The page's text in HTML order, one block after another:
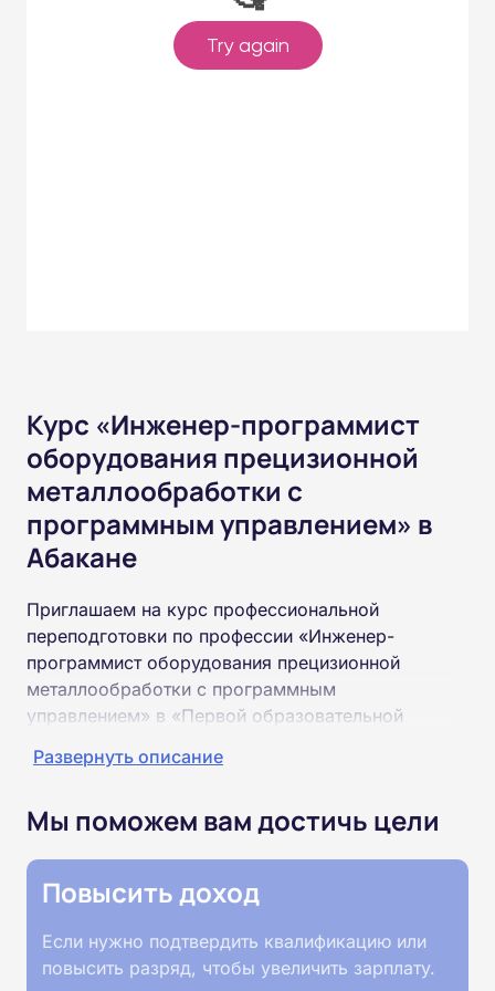
Курс «Инженер-программист
оборудования прецизионной
металлообработки с
программным управлением» в
Абакане
Приглашаем на курс профессиональной
переподготовки по профессии «Инженер-
программист оборудования прецизионной
металлообработки с программным
управлением» в «Первой образовательной
специальность «Инженер-программист
с программным управлением»
Пройти обучение и получить диплом можно на
образования (ВУЗ, колледж, техникум).
Развернуть описание
Мы поможем вам достичь цели
Повысить доход
Если нужно подтвердить квалификацию или
повысить разряд, чтобы увеличить зарплату.